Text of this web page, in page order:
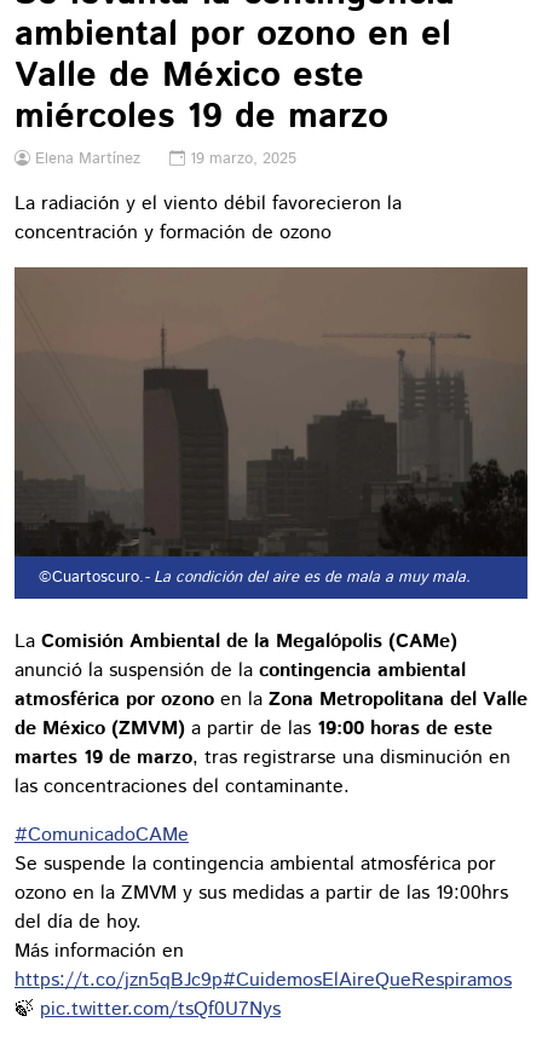
ambiental por ozono en el
Valle de México este
miércoles 19 de marzo
Elena Martínez 19 marzo, 2025
La radiación y el viento débil favorecieron la
concentración y formación de ozono
©Cuartoscuro.- La condición del aire es de mala a muy mala.
La Comisión Ambiental de la Megalópolis (CAMe)
anunció la suspensión de la contingencia ambiental
atmosférica por ozono en la Zona Metropolitana del Valle
de México (ZMVM) a partir de las 19:00 horas de este
martes 19 de marzo, tras registrarse una disminución en
las concentraciones del contaminante.
#ComunicadoCAMe
Se suspende la contingencia ambiental atmosférica por
ozono en la ZMVM y sus medidas a partir de las 19:00hrs
del día de hoy.
Más información en
https://t.co/jzn5qBJc9p#CuidemosElAireQueRespiramos
🍃 pic.twitter.com/tsQf0U7Nys